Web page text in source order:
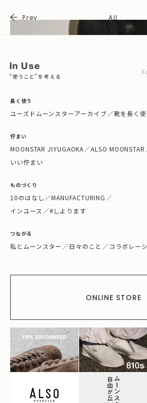
Prev All
長く使う
ユーズドムーンスターアーカイブ ／靴を長く
佇まい
MOONSTAR JIYUGAOKA ／ALSO MOONSTAR
いい佇まい
ものづくり
10のはなし ／MANUFACTURING ／
インユース ／#しよります
つながる
私とムーンスター ／日々のこと ／コラボレー
ONLINE STORE